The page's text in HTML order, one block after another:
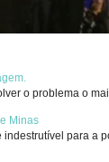
o problema o
Minas
para a